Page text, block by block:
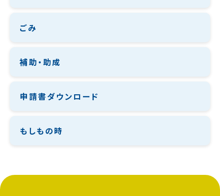
ごみ
補助・助成
申請書ダウンロード
もしもの時